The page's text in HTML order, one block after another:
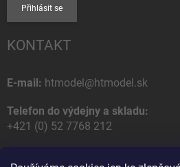
Přihlásit se
KONTAKT
E-mail: htmodel@htmodel.sk
Telefon do výdejny a skladu:
+421 (0) 52 7768 212